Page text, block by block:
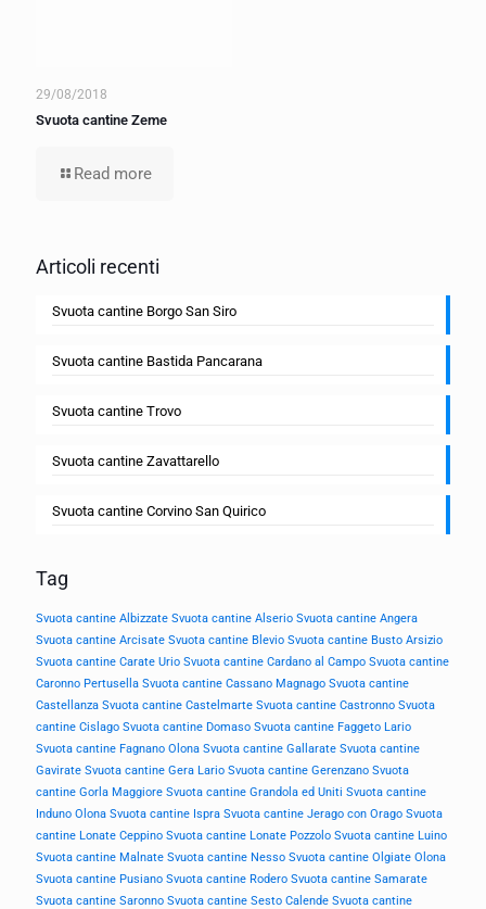
29/08/2018
Svuota cantine Zeme
Read more
Articoli recenti
Svuota cantine Borgo San Siro
Svuota cantine Bastida Pancarana
Svuota cantine Trovo
Svuota cantine Zavattarello
Svuota cantine Corvino San Quirico
Tag
Svuota cantine Albizzate Svuota cantine Alserio Svuota cantine Angera
Svuota cantine Arcisate Svuota cantine Blevio Svuota cantine Busto Arsizio
Svuota cantine Carate Urio Svuota cantine Cardano al Campo Svuota cantine
Caronno Pertusella Svuota cantine Cassano Magnago Svuota cantine
Castellanza Svuota cantine Castelmarte Svuota cantine Castronno Svuota
cantine Cislago Svuota cantine Domaso Svuota cantine Faggeto Lario
Svuota cantine Fagnano Olona Svuota cantine Gallarate Svuota cantine
Gavirate Svuota cantine Gera Lario Svuota cantine Gerenzano Svuota
cantine Gorla Maggiore Svuota cantine Grandola ed Uniti Svuota cantine
Induno Olona Svuota cantine Ispra Svuota cantine Jerago con Orago Svuota
cantine Lonate Ceppino Svuota cantine Lonate Pozzolo Svuota cantine Luino
Svuota cantine Malnate Svuota cantine Nesso Svuota cantine Olgiate Olona
Svuota cantine Pusiano Svuota cantine Rodero Svuota cantine Samarate
Svuota cantine Saronno Svuota cantine Sesto Calende Svuota cantine